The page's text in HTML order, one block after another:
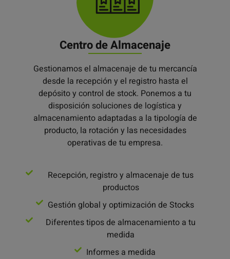
Centro de Almacenaje
Gestionamos el almacenaje de tu mercancía
desde la recepción y el registro hasta el
depósito y control de stock. Ponemos a tu
disposición soluciones de logística y
almacenamiento adaptadas a la tipología de
producto, la rotación y las necesidades
operativas de tu empresa.
Recepción, registro y almacenaje de tus
productos
Gestión global y optimización de Stocks
Diferentes tipos de almacenamiento a tu
medida
Informes a medida